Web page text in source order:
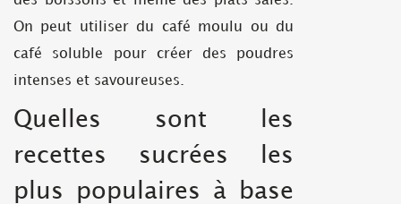
On peut utiliser du café moulu ou du
café soluble pour créer des poudres
intenses et savoureuses.
Quelles sont les
recettes sucrées les
plus populaires à base